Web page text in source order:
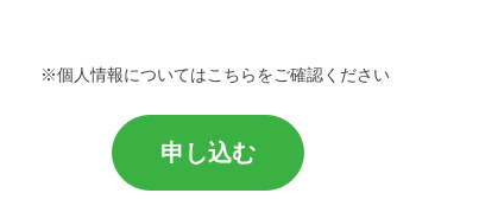
※個人情報についてはこちらをご確認ください
申し込む